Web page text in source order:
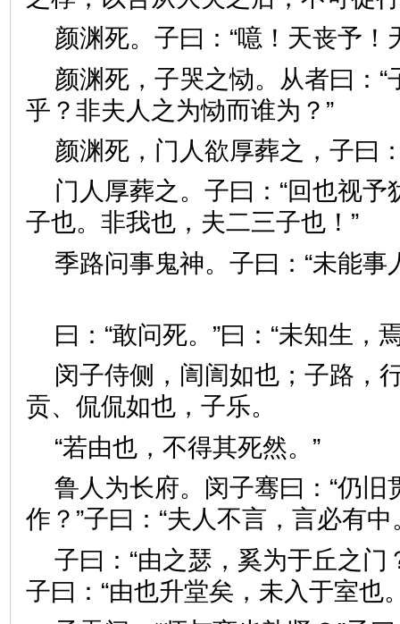
颜渊死。子曰：“噫！天丧
颜渊死，子哭之恸。从者曰：“
乎？非夫人之为恸而谁为？”
颜渊死，门人欲厚葬之，子
门人厚葬之。子曰：“回也视
子也。非我也，夫二三子也
季路问事鬼神。子曰：“未能
曰：“敢问死。”曰：“未知
闵子侍侧，訚訚如也；子路，
贡、侃侃如也，子乐。
“若由也，不得其死然。”
鲁人为长府。闵子骞曰：“仍旧
作？”子曰：“夫人不言，言必
子曰：“由之瑟，奚为于丘之门
子曰：“由也升堂矣，未入于